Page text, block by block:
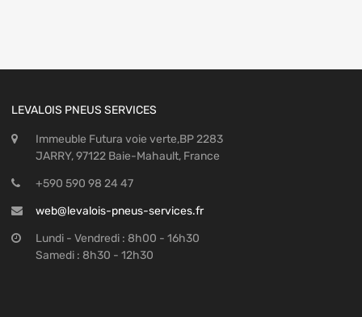
LEVALOIS PNEUS SERVICES
Immeuble Futura voie verte,BP 2283
JARRY, 97122 Baie-Mahault, France
+590 590 98 24 47
web@levalois-pneus-services.fr
Lundi - Vendredi : 8h00 - 16h30
Samedi : 8h30 - 12h30